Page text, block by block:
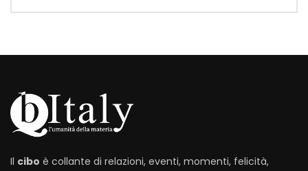
Il cibo è collante di relazioni, eventi, momenti, felicità,